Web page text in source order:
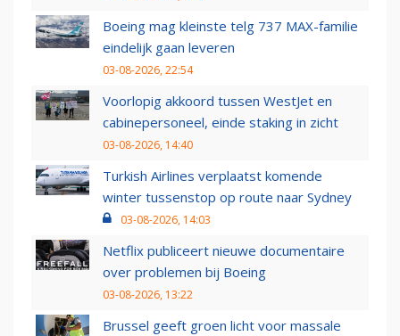
Boeing mag kleinste telg 737 MAX-familie
eindelijk gaan leveren
03-08-2026, 22:54
Voorlopig akkoord tussen WestJet en
cabinepersoneel, einde staking in zicht
03-08-2026, 14:40
Turkish Airlines verplaatst komende
winter tussenstop op route naar Sydney
03-08-2026, 14:03
Netflix publiceert nieuwe documentaire
over problemen bij Boeing
03-08-2026, 13:22
Brussel geeft groen licht voor massale